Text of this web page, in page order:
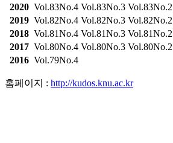
2020 Vol.83No.4 Vol.83No.3 Vol.83No.2
2019 Vol.82No.4 Vol.82No.3 Vol.82No.2
2018 Vol.81No.4 Vol.81No.3 Vol.81No.2
2017 Vol.80No.4 Vol.80No.3 Vol.80No.2
2016 Vol.79No.4
홈페이지 : http://kudos.knu.ac.kr